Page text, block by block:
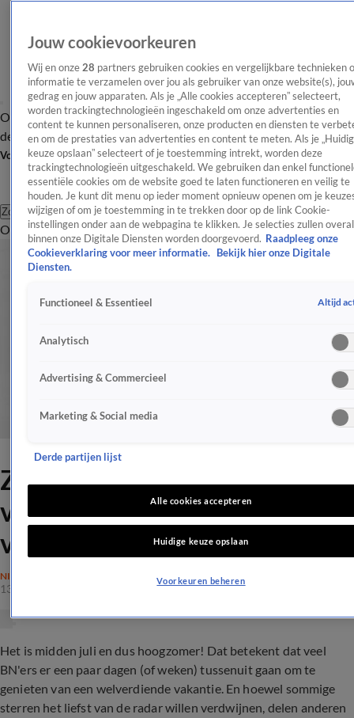
OverzichtAfleveringen Entertainment TV Algemeen
Tip
de redactieNieuwsbrief
Volg Shownieuws
Zoeken
OverzichtEntertainmentSpraakmakendRealityCrimeVideo's
ZIEN: Deze BN'ers genieten
van een welverdiende
vakantie!
NIEUWS
13 juli 2019, 18:08
Het is midden juli en dus hoogzomer! Dat betekent dat veel
BN'ers er een paar dagen (of weken) tussenuit gaan om te
genieten van een welverdiende vakantie. En hoewel sommige
sterren het liefst van de radar willen verdwijnen, delen anderen
Jouw cookievoorkeuren
Wij en onze 28 partners gebruiken cookies en vergelijkbare technieken
informatie te verzamelen over jou als gebruiker van onze website(s),
gedrag en jouw apparaten. Als je „Alle cookies accepteren” selecteert,
worden trackingtechnologieën ingeschakeld om onze advertenties en
content te kunnen personaliseren, onze producten en diensten te
en om de prestaties van advertenties en content te meten. Als je
keuze opslaan” selecteert of je toestemming intrekt, worden deze
trackingtechnologieën uitgeschakeld. We gebruiken dan enkel
essentiële cookies om de website goed te laten functioneren en veilig te
houden. Je kunt dit menu op ieder moment opnieuw openen om je
wijzigen of om je toestemming in te trekken door op de link Cookie-
instellingen onder aan de webpagina te klikken. Je selecties zullen overal
binnen onze Digitale Diensten worden doorgevoerd. Raadpleeg onze
Cookieverklaring voor meer informatie.
Bekijk hier onze Digitale
Diensten.
Functioneel & Essentieel Altijd
Analytisch
Advertising & Commercieel
Marketing & Social media
Derde partijen lijst
Alle cookies accepteren
Huidige keuze opslaan
Voorkeuren beheren